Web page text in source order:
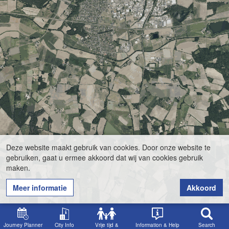
Journey Planner City Info
Vrije tijd &
Information & Help Search
Deze website maakt gebruik van cookies. Door onze website te
gebruiken, gaat u ermee akkoord dat wij van cookies gebruik
maken.
Meer informatie
Akkoord